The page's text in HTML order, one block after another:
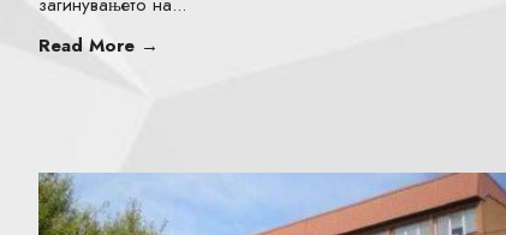
Read More →